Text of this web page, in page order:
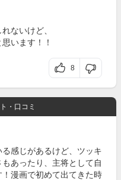
ないけど、
います！！
8
・口コミ
感じがあるけど、ツッキ
あったり、主将として自
漫画で初めて出てきた時